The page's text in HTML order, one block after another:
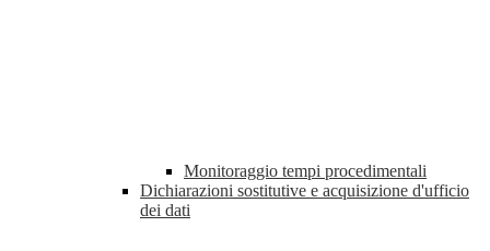
Monitoraggio tempi procedimentali
Dichiarazioni sostitutive e acquisizione d'ufficio
dei dati